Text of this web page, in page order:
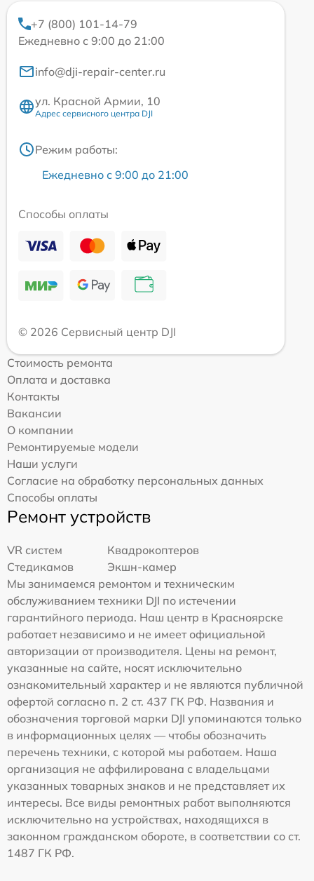
+7 (800) 101-14-79
Ежедневно с 9:00 до 21:00
info@dji-repair-center.ru
ул. Красной Армии, 10
Адрес сервисного центра DJI
Режим работы:
Ежедневно с 9:00 до 21:00
Способы оплаты
© 2026 Сервисный центр DJI
Стоимость ремонта
Оплата и доставка
Контакты
Вакансии
О компании
Ремонтируемые модели
Наши услуги
Согласие на обработку персональных данных
Способы оплаты
Ремонт устройств
VR систем
Квадрокоптеров
Стедикамов
Экшн-камер
Мы занимаемся ремонтом и техническим
обслуживанием техники DJI по истечении
гарантийного периода. Наш центр в Красноярске
работает независимо и не имеет официальной
авторизации от производителя. Цены на ремонт,
указанные на сайте, носят исключительно
ознакомительный характер и не являются публичной
офертой согласно п. 2 ст. 437 ГК РФ. Названия и
обозначения торговой марки DJI упоминаются только
в информационных целях — чтобы обозначить
перечень техники, с которой мы работаем. Наша
организация не аффилирована с владельцами
указанных товарных знаков и не представляет их
интересы. Все виды ремонтных работ выполняются
исключительно на устройствах, находящихся в
законном гражданском обороте, в соответствии со ст.
1487 ГК РФ.